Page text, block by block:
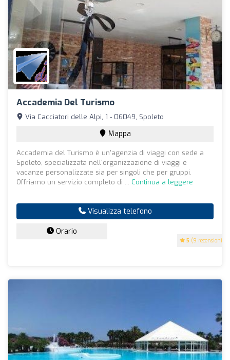
Accademia Del Turismo
5 (9 recensioni)
Via Cacciatori delle Alpi, 1 - 06049, Spoleto
Mappa
Accademia del Turismo è un'agenzia di viaggi con sede a
Spoleto, specializzata nell'organizzazione di viaggi e
vacanze personalizzate sia per singoli che per gruppi.
Offriamo un servizio completo di ... Continua a leggere
Visualizza telefono
Orario